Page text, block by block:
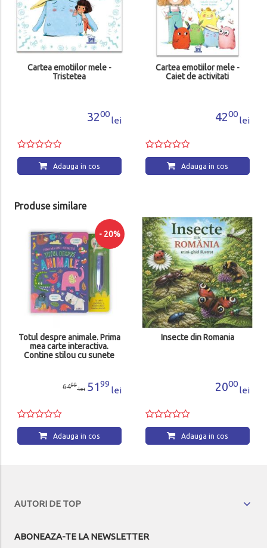
Cartea emotiilor mele -
Tristetea
3200
lei
Adauga in cos
Cartea emotiilor mele -
Caiet de activitati
4200
lei
Adauga in cos
Produse similare
- 20%
Totul despre animale. Prima
mea carte interactiva.
Contine stilou cu sunete
6499
lei 5199
lei
Adauga in cos
Insecte din Romania
2000
lei
Adauga in cos
AUTORI DE TOP
ABONEAZA-TE LA NEWSLETTER